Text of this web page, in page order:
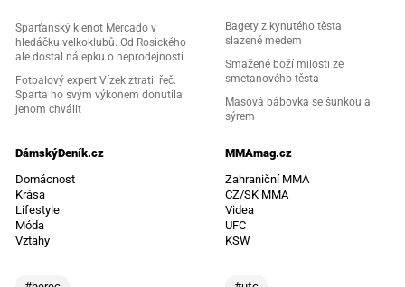
Sparťanský klenot Mercado v
hledáčku velkoklubů. Od Rosického
ale dostal nálepku o neprodejnosti
Fotbalový expert Vízek ztratil řeč.
Sparta ho svým výkonem donutila
jenom chválit
Bagety z kynutého těsta
slazené medem
Smažené boží milosti ze
smetanového těsta
Masová bábovka se šunkou a
sýrem
DámskýDeník.cz
Domácnost
Krása
Lifestyle
Móda
Vztahy
MMAmag.cz
Zahraniční MMA
CZ/SK MMA
Videa
UFC
KSW